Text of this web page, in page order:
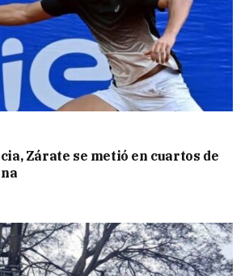
Zárate se metió en cuartos de